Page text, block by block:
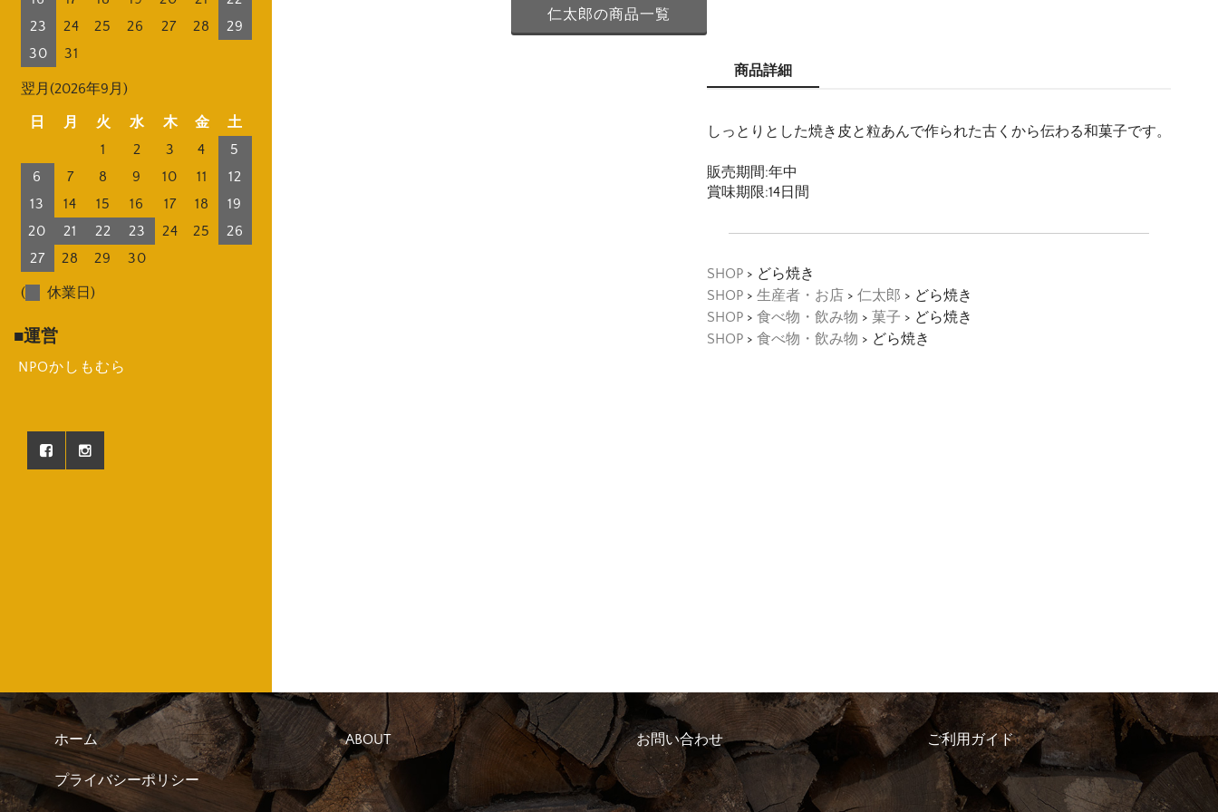
23
24 25 26 27 28
29
30
31
翌月(2026年9月)
日 月 火 水 木 金
土
1
2 3 4
5
6
7 8 9 10 11
12
13
14 15 16 17 18
19
20
21 22 23 24 25
26
27
28 29 30
( 休業日)
運営
NPOかしもむら
商品詳細
しっとりとした焼き皮と粒あんで作られた古くから伝わる和菓子です。
販売期間:年中
賞味期限:14日間
SHOP > どら焼き
SHOP > 生産者・お店 > 仁太郎 > どら焼き
SHOP > 食べ物・飲み物 > 菓子 > どら焼き
SHOP > 食べ物・飲み物 > どら焼き
仁太郎の商品一覧
ホーム ABOUT お問い合わせ ご利用ガイド
プライバシーポリシー